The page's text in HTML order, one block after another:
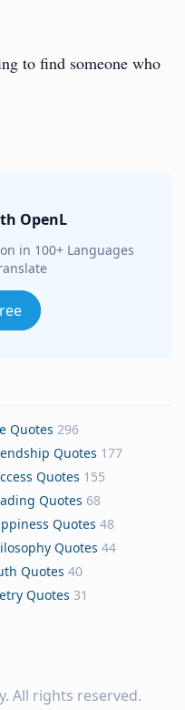
to find someone who
OpenL
in 100+ Languages
Quotes 296
Quotes 177
Quotes 155
Quotes 68
Quotes 48
Quotes 44
Quotes 40
Quotes 31
. All rights reserved.